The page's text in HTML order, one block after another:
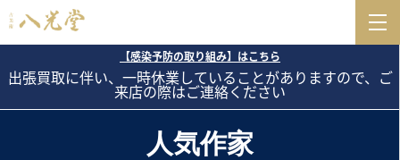
【感染予防の取り組み】はこちら
出張買取に伴い、一時休業していることがありますので、ご
来店の際はご連絡ください
人気作家